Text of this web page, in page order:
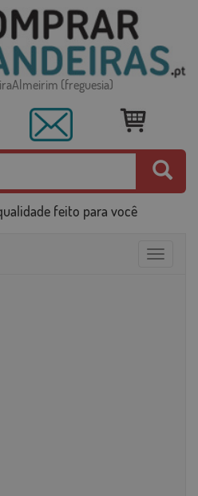
(freguesia)
feito para você
Toggle